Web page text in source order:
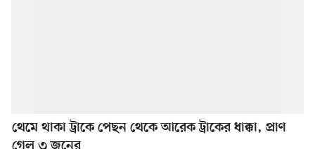
থেমে থাকা ট্রাকে পেছন থেকে আরেক ট্রাকের ধাক্কা, প্রাণ